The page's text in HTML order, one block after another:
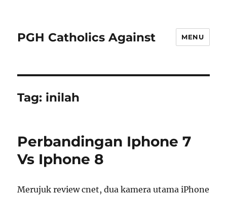
PGH Catholics Against MENU
Tag: inilah
Perbandingan Iphone 7
Vs Iphone 8
Merujuk review cnet, dua kamera utama iPhone